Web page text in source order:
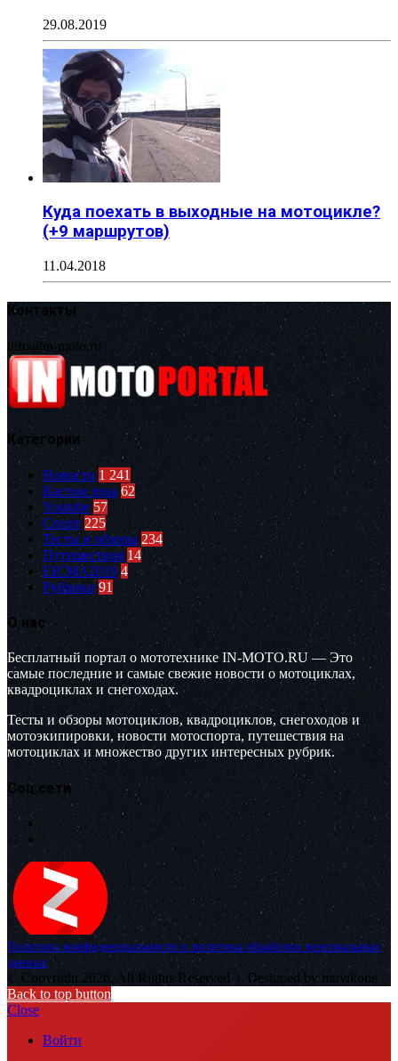
29.08.2019
Куда поехать в выходные на мотоцикле?
(+9 маршрутов)
11.04.2018
Контакты
info@in-moto.ru
Категории
Новости 1 241
Кастом зона 62
Youtube 57
Спорт 225
Тесты и обзоры 234
Путешествия 14
EICMA2019 4
Рубрики 91
О нас
Бесплатный портал о мототехнике IN-MOTO.RU — Это
самые последние и самые свежие новости о мотоциклах,
квадроциклах и снегоходах.
Тесты и обзоры мотоциклов, квадроциклов, снегоходов и
мотоэкипировки, новости мотоспорта, путешествия на
мотоциклах и множество других интересных рубрик.
Соц.сети
Политика конфиденциальности и политика обработки персональных
данных
© Copyright 2026, All Rights Reserved | Designed by muvikone
Back to top button
Close
Войти